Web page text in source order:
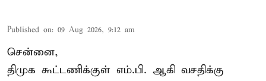
Published on: 09 Aug 2026, 9:12 am
சென்னை,
திமுக கூட்டணிக்குள் எம்.பி. ஆகி வசதிக்கு